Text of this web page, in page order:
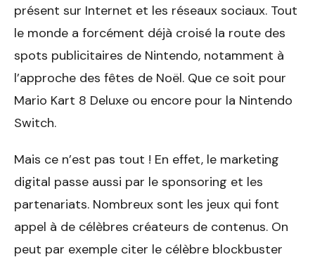
présent sur Internet et les réseaux sociaux. Tout
le monde a forcément déjà croisé la route des
spots publicitaires de Nintendo, notamment à
l’approche des fêtes de Noël. Que ce soit pour
Mario Kart 8 Deluxe ou encore pour la Nintendo
Switch.
Mais ce n’est pas tout ! En effet, le marketing
digital passe aussi par le sponsoring et les
partenariats. Nombreux sont les jeux qui font
appel à de célèbres créateurs de contenus. On
peut par exemple citer le célèbre blockbuster